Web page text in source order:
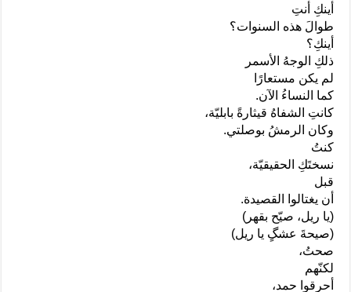
أينكِ أنتِ
طوالَ هذه السنوات؟
أينكِ؟
ذلكِ الوجهُ الأسمر
لم يكن مستعارًا
كما النساءُ الآن.
كانتِ الشفاهُ قيثارةً بابليّة،
وكان الرمشُ بوصلتي.
كنتُ
نسختَكِ الحقيقيّة،
قبل
أن يغتالوا القصيدة.
(يا ريل، صيّح بقهر)
(صيحةَ عشگٍ يا ريل)
صحتُ،
لكنّهم
أحرقوا حمد،